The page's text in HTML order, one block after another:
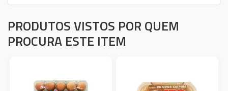
PRODUTOS VISTOS POR QUEM
PROCURA ESTE ITEM